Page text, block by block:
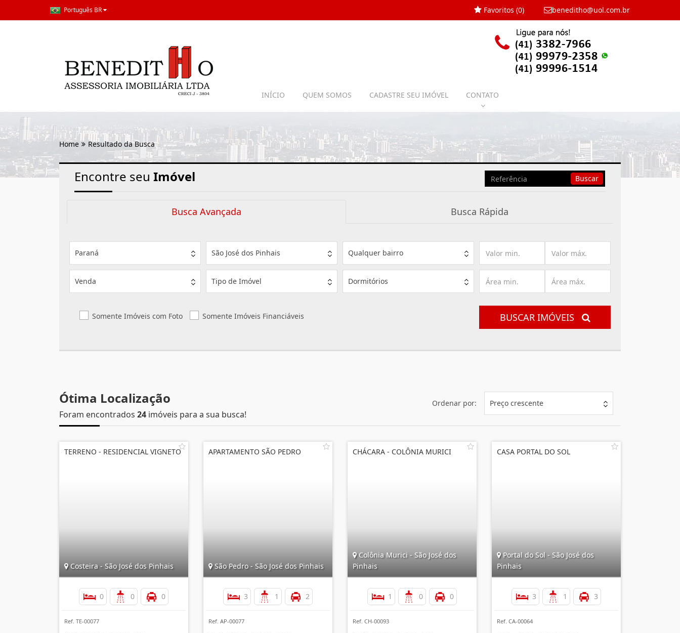
Português BR beneditho@uol.com.br
Favoritos (0)
INÍCIO QUEM SOMOS CADASTRE SEU IMÓVEL CONTATO
Home Resultado da Busca
Encontre seu Imóvel
Busca
por
Buscar
Busca Avançada Busca Rápida
Paraná São José dos Pinhais Qualquer bairro
Venda Tipo de Imóvel Dormitórios
Somente Imóveis com Foto Somente Imóveis Financiáveis BUSCAR IMÓVEIS
Ótima Localização
Foram encontrados 24 imóveis para a sua busca!
Ordenar por: Preço crescente
TERRENO - RESIDENCIAL VIGNETO
Costeira - São José dos Pinhais
0 0 0
Ref. TE-00077
APARTAMENTO SÃO PEDRO
São Pedro - São José dos Pinhais
3 1 2
Ref. AP-00077
CHÁCARA - COLÔNIA MURICI
Colônia Murici - São José dos
Pinhais
1 0 0
Ref. CH-00093
CASA PORTAL DO SOL
Portal do Sol - São José dos
Pinhais
3 1 3
Ref. CA-00064